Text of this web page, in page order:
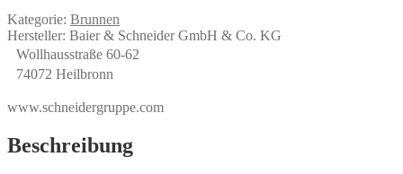
Kategorie: Brunnen
Hersteller: Baier & Schneider GmbH & Co. KG
Wollhausstraße 60-62
74072 Heilbronn
www.schneidergruppe.com
Beschreibung